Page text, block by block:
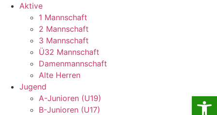
Aktive
1 Mannschaft
2 Mannschaft
3 Mannschaft
Ü32 Mannschaft
Damenmannschaft
Alte Herren
Jugend
A-Junioren (U19)
B-Junioren (U17)